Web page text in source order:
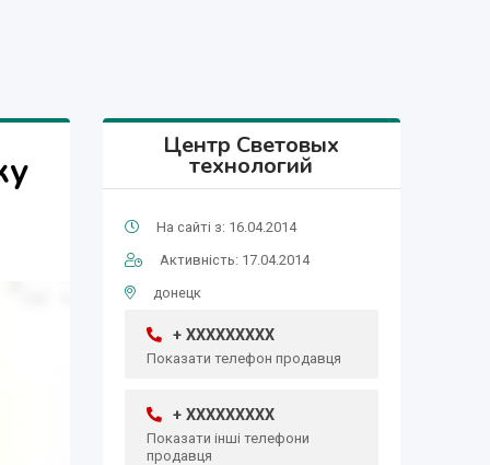
Центр Световых
технологий
На сайті з: 16.04.2014
Активність: 17.04.2014
донецк
+ XXXXXXXXX
Показати телефон продавця
+ XXXXXXXXX
Показати інші телефони
продавця